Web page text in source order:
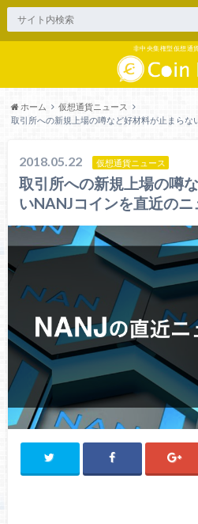
非中央集権型仮想通
ホーム
仮想通貨ニュース
取引所への新規上場の噂など好材料が止まら
2018.05.22 仮想通貨ニュース
取引所への新規上場の噂
いNANJコインを直近の